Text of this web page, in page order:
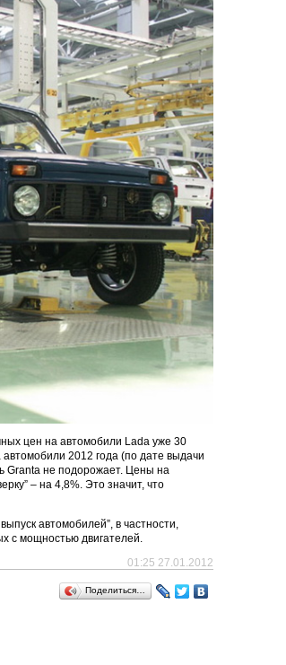
цен на автомобили Lada уже 30
2012 года (по дате выдачи
Granta не подорожает. Цены на
– на 4,8%. Это значит, что
автомобилей”, в частности,
с мощностью двигателей.
01:25 27.01.2012
Поделиться…